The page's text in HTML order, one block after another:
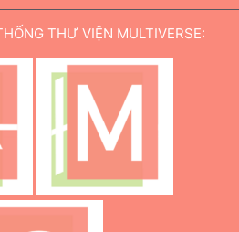
THƯ VIỆN MULTIVERSE: